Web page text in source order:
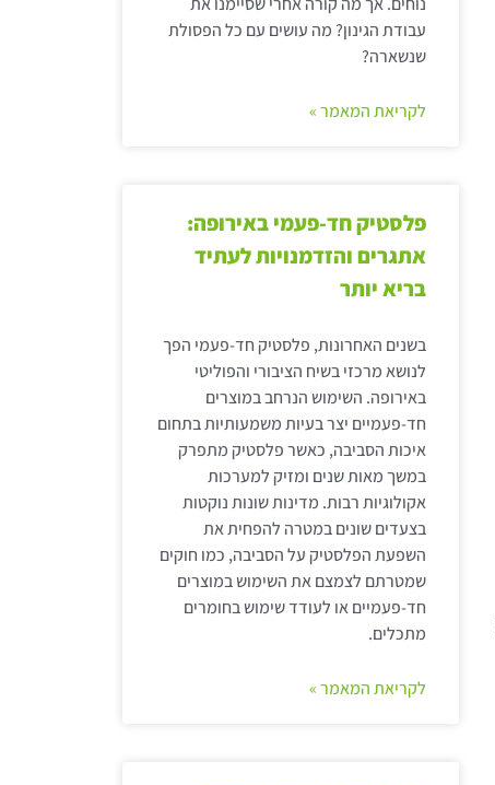
עבודת הגינון? מה עושים עם כל הפסולת
שנשארה?
לקריאת המאמר »
פלסטיק חד-פעמי באירופה:
אתגרים והזדמנויות לעתיד
בריא יותר
בשנים האחרונות, פלסטיק חד-פעמי הפך
לנושא מרכזי בשיח הציבורי והפוליטי
באירופה. השימוש הנרחב במוצרים
חד-פעמיים יצר בעיות משמעותיות בתחום
איכות הסביבה, כאשר פלסטיק מתפרק
במשך מאות שנים ומזיק למערכות
אקולוגיות רבות. מדינות שונות נוקטות
בצעדים שונים במטרה להפחית את
השפעת הפלסטיק על הסביבה, כמו חוקים
שמטרתם לצמצם את השימוש במוצרים
חד-פעמיים או לעודד שימוש בחומרים
מתכלים.
לקריאת המאמר »